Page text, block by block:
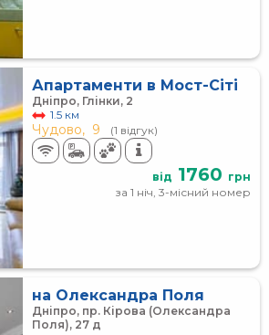
Апартаменти в Мост-Сіті
Дніпро, Глінки, 2
1.5 км
Чудово, 9 (1 відгук)
від 1760 грн
за 1 ніч, 3-місний номер
на Олександра Поля
Дніпро, пр. Кірова (Олександра
Поля), 27 д